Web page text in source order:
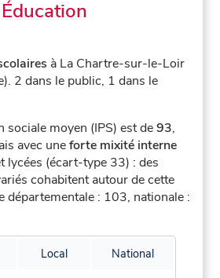
Éducation
à La Chartre-sur-le-Loir
2 dans le public, 1 dans le
sociale moyen (IPS) est de93,
avec uneforte mixité interne
lycées (écart-type 33) : des
cohabitent autour de cette
départementale : 103, nationale :
Local National